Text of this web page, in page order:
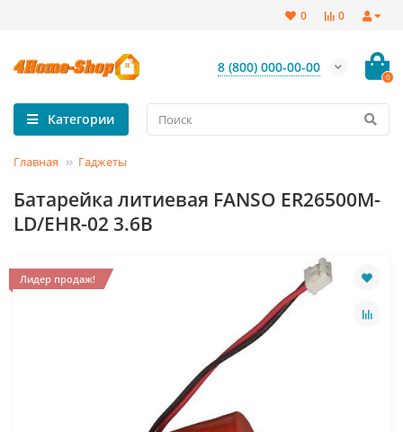
0
0
8 (800) 000-00-00
0
Категории
Главная Гаджеты
Батарейка литиевая FANSO ER26500M-
LD/EHR-02 3.6В
Лидер продаж!